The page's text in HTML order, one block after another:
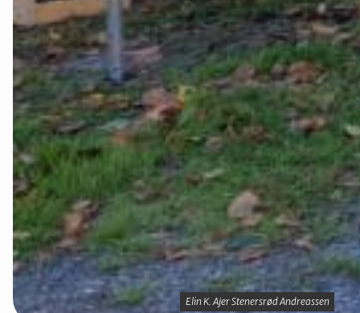
Elin K. Ajer Stenersrød Andreassen
Elin K. Ajer Stenersrød Andreassen